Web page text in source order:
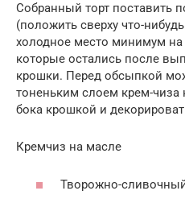
Собранный торт поставить
(положить сверху что-
холодное место минимум на
которые остались после
крошки. Перед обсыпкой
тоненьким слоем крем-чиза
бока крошкой и
Кремчиз на масле
Творожно-